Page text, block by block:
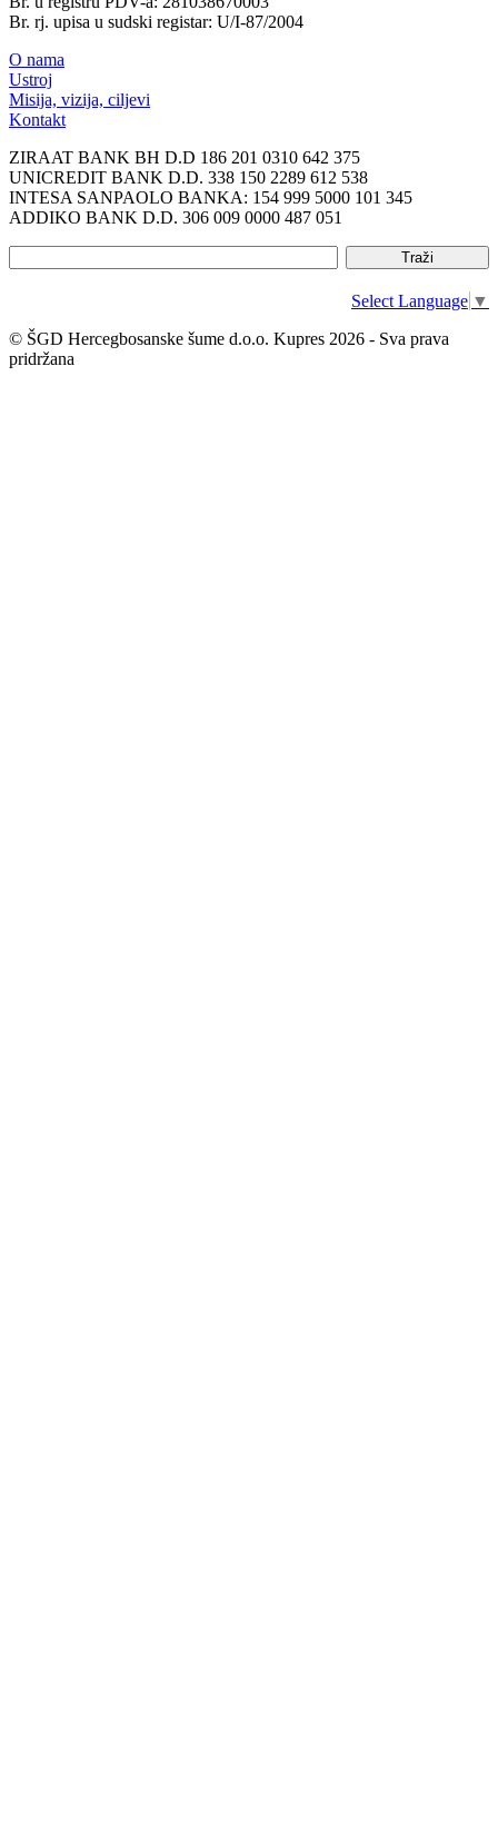
Br. rj. upisa u sudski registar: U/I-87/2004
O nama
Ustroj
Misija, vizija, ciljevi
Kontakt
ZIRAAT BANK BH D.D 186 201 0310 642 375
UNICREDIT BANK D.D. 338 150 2289 612 538
INTESA SANPAOLO BANKA: 154 999 5000 101 345
ADDIKO BANK D.D. 306 009 0000 487 051
Select Language ▼
© ŠGD Hercegbosanske šume d.o.o. Kupres 2026 - Sva prava
pridržana